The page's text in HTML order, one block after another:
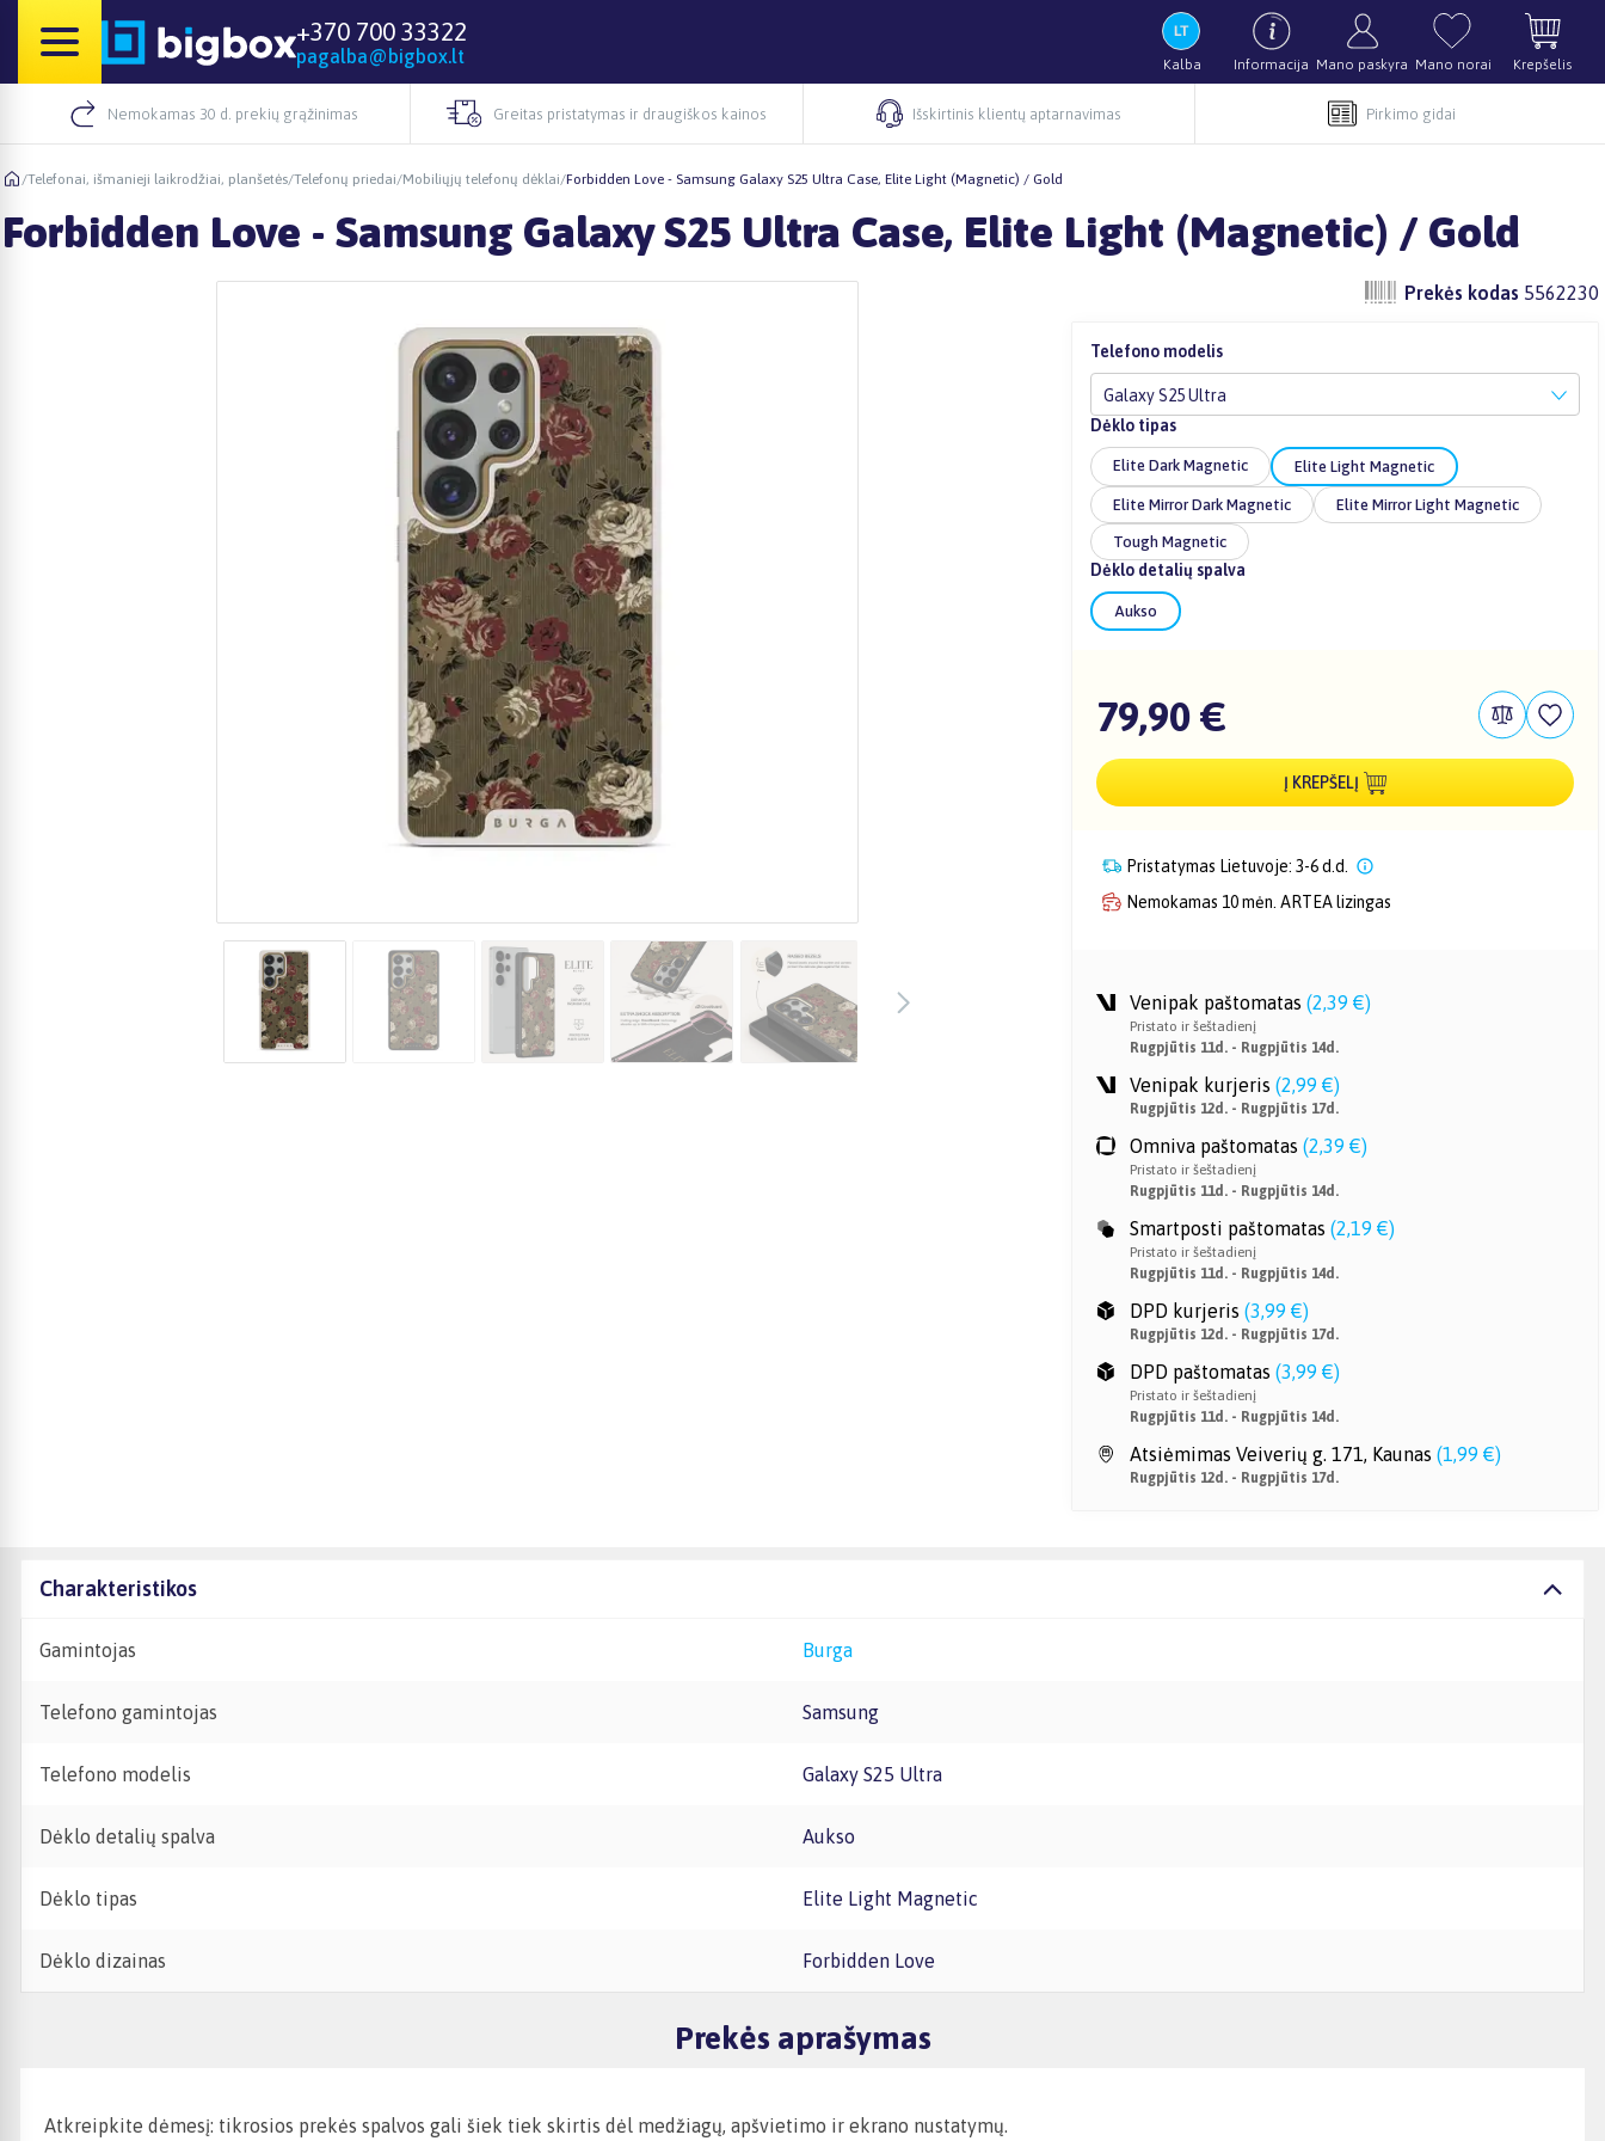
+370 700 33322
pagalba@bigbox.lt Kalba Informacija Mano paskyra Mano norai Krepšelis
Nemokamas 30 d. prekių grąžinimas Greitas pristatymas ir draugiškos kainos Išskirtinis klientų aptarnavimas Pirkimo gidai
/Telefonai, išmanieji laikrodžiai, planšetės/Telefonų priedai/Mobiliųjų telefonų dėklai/Forbidden Love - Samsung Galaxy S25 Ultra Case, Elite Light (Magnetic) / Gold
Forbidden Love - Samsung Galaxy S25 Ultra Case, Elite Light (Magnetic) / Gold
Prekės kodas 5562230
Telefono modelis
Galaxy S25 Ultra
Dėklo tipas
Elite Dark Magnetic Elite Light Magnetic
Elite Mirror Dark Magnetic Elite Mirror Light Magnetic
Tough Magnetic
Dėklo detalių spalva
Aukso
79,90 €
Į KREPŠELĮ
Pristatymas Lietuvoje: 3-6 d.d.
Nemokamas 10 mėn. ARTEA lizingas
Venipak paštomatas (2,39 €)
Pristato ir šeštadienį
Rugpjūtis 11d. - Rugpjūtis 14d.
Venipak kurjeris (2,99 €)
Rugpjūtis 12d. - Rugpjūtis 17d.
Omniva paštomatas (2,39 €)
Pristato ir šeštadienį
Rugpjūtis 11d. - Rugpjūtis 14d.
Smartposti paštomatas (2,19 €)
Pristato ir šeštadienį
Rugpjūtis 11d. - Rugpjūtis 14d.
DPD kurjeris (3,99 €)
Rugpjūtis 12d. - Rugpjūtis 17d.
DPD paštomatas (3,99 €)
Pristato ir šeštadienį
Rugpjūtis 11d. - Rugpjūtis 14d.
Atsiėmimas Veiverių g. 171, Kaunas (1,99 €)
Rugpjūtis 12d. - Rugpjūtis 17d.
Charakteristikos
Gamintojas Burga
Telefono gamintojas Samsung
Telefono modelis Galaxy S25 Ultra
Dėklo detalių spalva Aukso
Dėklo tipas Elite Light Magnetic
Dėklo dizainas Forbidden Love
Prekės aprašymas
Atkreipkite dėmesį: tikrosios prekės spalvos gali šiek tiek skirtis dėl medžiagų, apšvietimo ir ekrano nustatymų.